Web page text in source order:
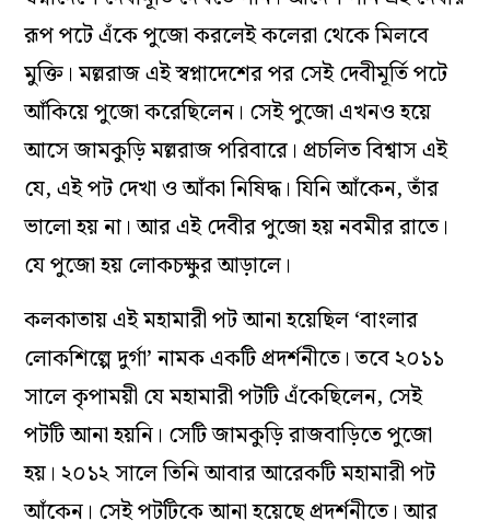
রূপ পটে এঁকে পুজো করলেই কলেরা থেকে মিলবে
মুক্তি। মল্লরাজ এই স্বপ্নাদেশের পর সেই দেবীমূর্তি পটে
আঁকিয়ে পুজো করেছিলেন। সেই পুজো এখনও হয়ে
আসে জামকুড়ি মল্লরাজ পরিবারে। প্রচলিত বিশ্বাস এই
যে, এই পট দেখা ও আঁকা নিষিদ্ধ। যিনি আঁকেন, তাঁর
ভালো হয় না। আর এই দেবীর পুজো হয় নবমীর রাতে।
যে পুজো হয় লোকচক্ষুর আড়ালে।
কলকাতায় এই মহামারী পট আনা হয়েছিল ‘বাংলার
লোকশিল্পে দুর্গা’ নামক একটি প্রদর্শনীতে। তবে ২০১১
সালে কৃপাময়ী যে মহামারী পটটি এঁকেছিলেন, সেই
পটটি আনা হয়নি। সেটি জামকুড়ি রাজবাড়িতে পুজো
হয়। ২০১২ সালে তিনি আবার আরেকটি মহামারী পট
আঁকেন। সেই পটটিকে আনা হয়েছে প্রদর্শনীতে। আর